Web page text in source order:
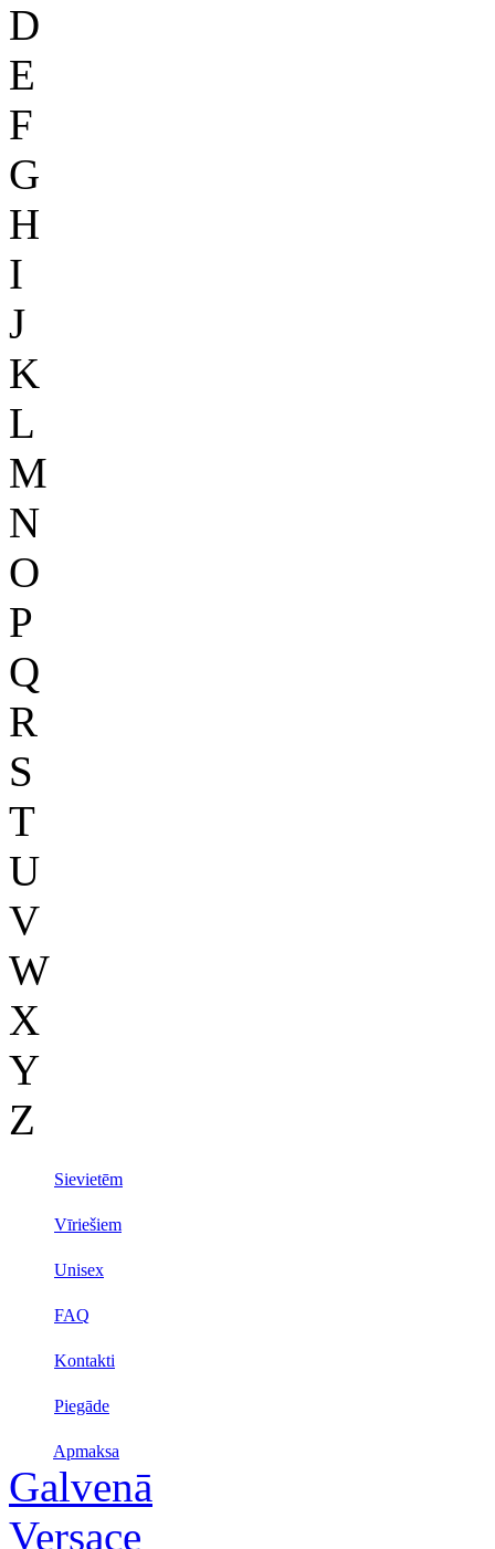
D
E
F
G
H
I
J
K
L
M
N
O
P
Q
R
S
T
U
V
W
X
Y
Z
Sievietēm
Vīriešiem
Unisex
FAQ
Kontakti
Piegāde
Apmaksa
Galvenā
Versace